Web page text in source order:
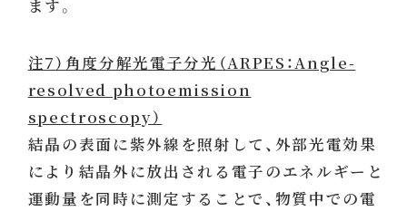
ます。
注7）角度分解光電子分光（ARPES：Angle-
resolved photoemission
spectroscopy）
結晶の表面に紫外線を照射して、外部光電効果
により結晶外に放出される電子のエネルギーと
運動量を同時に測定することで、物質中での電